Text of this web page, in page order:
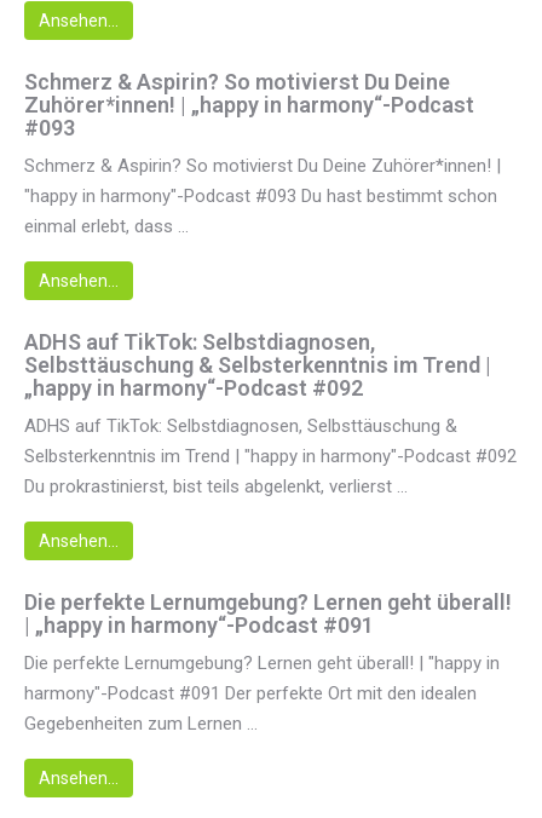
Ansehen...
Schmerz & Aspirin? So motivierst Du Deine
Zuhörer*innen! | „happy in harmony“-Podcast
#093
Schmerz & Aspirin? So motivierst Du Deine Zuhörer*innen! |
"happy in harmony"-Podcast #093 Du hast bestimmt schon
einmal erlebt, dass ...
Ansehen...
ADHS auf TikTok: Selbstdiagnosen,
Selbsttäuschung & Selbsterkenntnis im Trend |
„happy in harmony“-Podcast #092
ADHS auf TikTok: Selbstdiagnosen, Selbsttäuschung &
Selbsterkenntnis im Trend | "happy in harmony"-Podcast #092
Du prokrastinierst, bist teils abgelenkt, verlierst ...
Ansehen...
Die perfekte Lernumgebung? Lernen geht überall!
| „happy in harmony“-Podcast #091
Die perfekte Lernumgebung? Lernen geht überall! | "happy in
harmony"-Podcast #091 Der perfekte Ort mit den idealen
Gegebenheiten zum Lernen ...
Ansehen...